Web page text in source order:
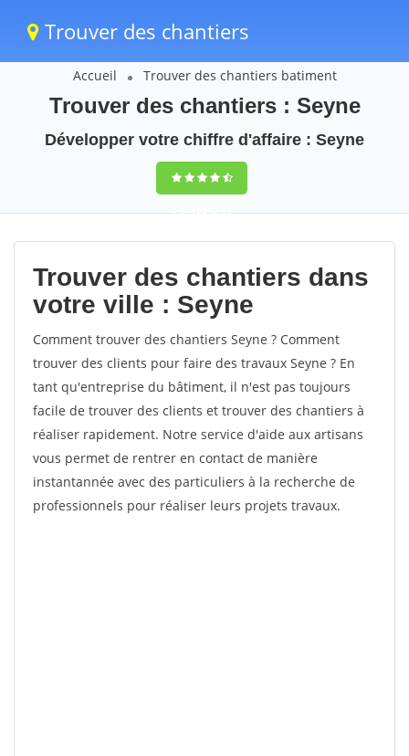
Trouver des chantiers
Accueil Trouver des chantiers batiment
Trouver des chantiers : Seyne
Développer votre chiffre d'affaire : Seyne
9,5(100%)59
votes
Trouver des chantiers dans
votre ville : Seyne
Comment trouver des chantiers Seyne ? Comment
trouver des clients pour faire des travaux Seyne ? En
tant qu'entreprise du bâtiment, il n'est pas toujours
facile de trouver des clients et trouver des chantiers à
réaliser rapidement. Notre service d'aide aux artisans
vous permet de rentrer en contact de manière
instantannée avec des particuliers à la recherche de
professionnels pour réaliser leurs projets travaux.